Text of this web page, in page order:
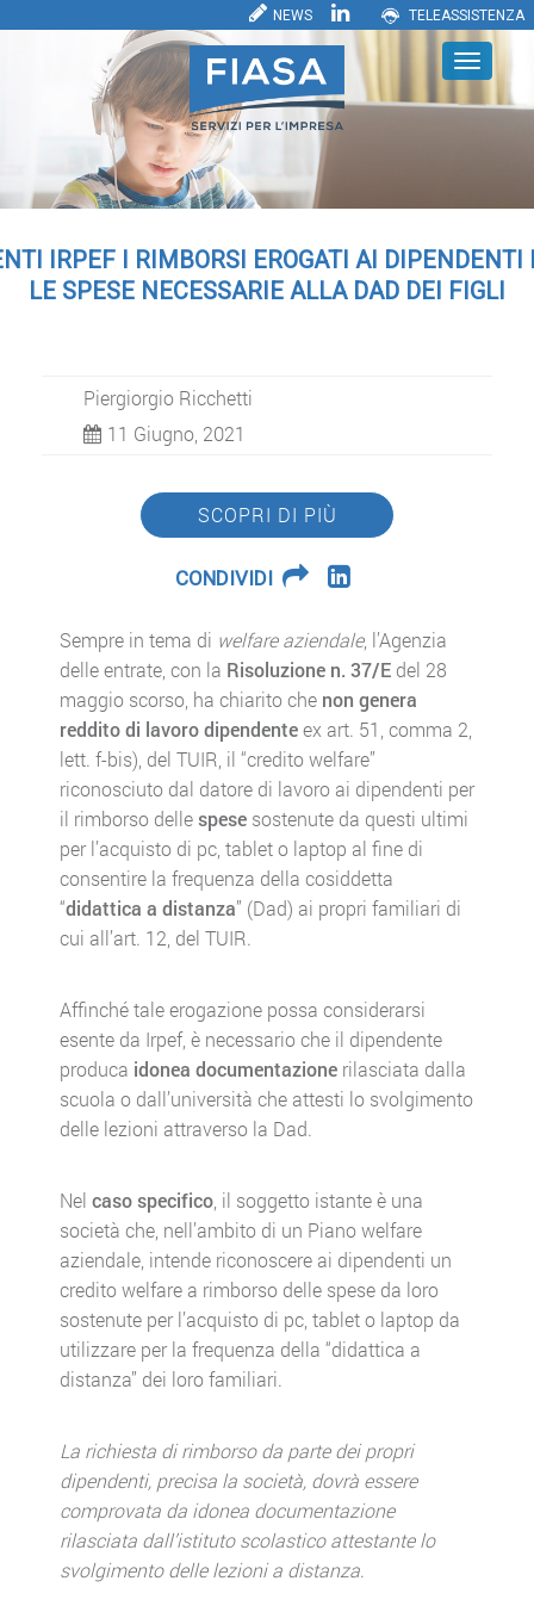
NEWS TELEASSISTENZA
IRPEF I RIMBORSI EROGATI AI DIPENDENTI
LE SPESE NECESSARIE ALLA DAD DEI FIGLI
Piergiorgio Ricchetti
11 Giugno, 2021
SCOPRI DI PIÙ
CONDIVIDI
Sempre in tema di welfare aziendale, l’Agenzia
delle entrate, con la Risoluzione n. 37/E del 28
maggio scorso, ha chiarito che non genera
reddito di lavoro dipendenteex art. 51, comma 2,
lett. f-bis), del TUIR, il “credito welfare”
riconosciuto dal datore di lavoro ai dipendenti per
il rimborso dellespese sostenute da questi ultimi
per l’acquisto di pc, tablet o laptop al fine di
consentire la frequenza della cosiddetta
“didattica a distanza” (Dad) ai propri familiari di
cui all’art. 12, del TUIR.
Affinché tale erogazione possa considerarsi
esente da Irpef, è necessario che il dipendente
produca idonea documentazione rilasciata dalla
scuola o dall’università che attesti lo svolgimento
delle lezioni attraverso la Dad.
Nel caso specifico , il soggetto istante è una
società che, nell’ambito di un Piano welfare
aziendale, intende riconoscere ai dipendenti un
credito welfare a rimborso delle spese da loro
sostenute per l’acquisto di pc, tablet o laptop da
utilizzare per la frequenza della “didattica a
distanza” dei loro familiari.
La richiesta di rimborso da parte dei propri
dipendenti, precisa la società, dovrà essere
comprovata da idonea documentazione
rilasciata dall’istituto scolastico attestante lo
svolgimento delle lezioni a distanza.